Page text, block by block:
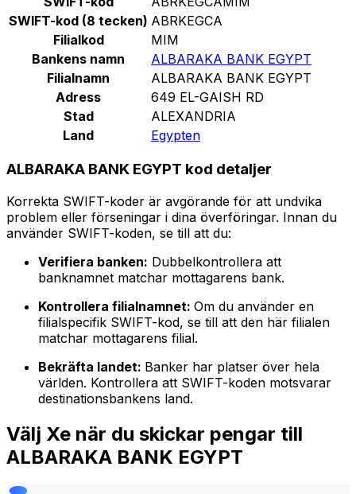
SWIFT-kod (8 tecken) ABRKEGCA
Filialkod
MIM
Bankens namn
ALBARAKA BANK EGYPT
Filialnamn
ALBARAKA BANK EGYPT
Adress
649 EL-GAISH RD
Stad
ALEXANDRIA
Land
Egypten
ALBARAKA BANK EGYPT kod detaljer
Korrekta SWIFT-koder är avgörande för att undvika
problem eller förseningar i dina överföringar. Innan du
använder SWIFT-koden, se till att du:
Verifiera banken: Dubbelkontrollera att
banknamnet matchar mottagarens bank.
Kontrollera filialnamnet: Om du använder en
filialspecifik SWIFT-kod, se till att den här filialen
matchar mottagarens filial.
Bekräfta landet: Banker har platser över hela
världen. Kontrollera att SWIFT-koden motsvarar
destinationsbankens land.
Välj Xe när du skickar pengar till
ALBARAKA BANK EGYPT